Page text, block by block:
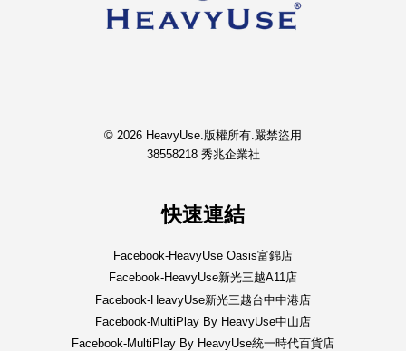
© 2026 HeavyUse.版權所有.嚴禁盜用
38558218 秀兆企業社
快速連結
Facebook-HeavyUse Oasis富錦店
Facebook-HeavyUse新光三越A11店
Facebook-HeavyUse新光三越台中中港店
Facebook-MultiPlay By HeavyUse中山店
Facebook-MultiPlay By HeavyUse統一時代百貨店